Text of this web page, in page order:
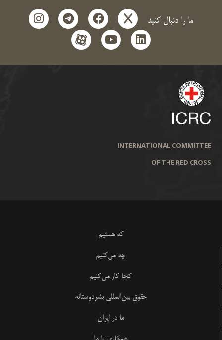
ما را دنبال کنید x
facebook
telegram
instagram
linkedin
youtube
aparat
INTERNATIONAL COMMITTEE
OF THE RED CROSS
که هستیم
چه می‌کنیم
کجا کار می‌کنیم
حقوق بین‌المللی بشردوستانه
ما در ایران